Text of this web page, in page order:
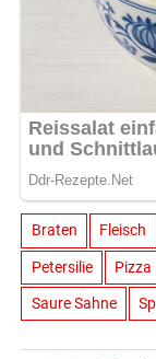
Braten Fleisch
Petersilie Pizza
Saure Sahne